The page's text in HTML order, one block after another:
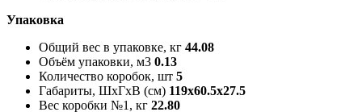
Упаковка
Общий вес в упаковке, кг 44.08
Объём упаковки, м3 0.13
Количество коробок, шт 5
Габариты, ШxГxВ (см) 119x60.5x27.5
Вес коробки №1, кг 22.80